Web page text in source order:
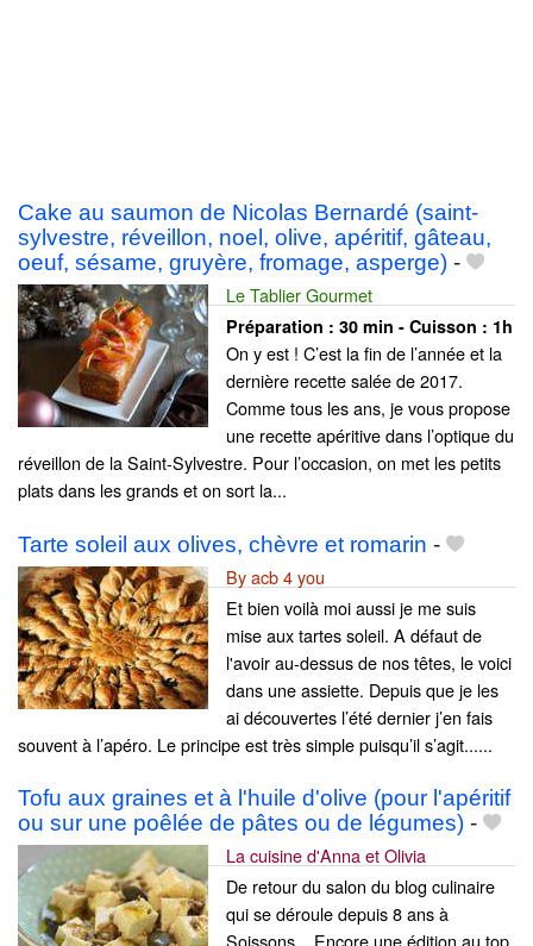
Cake au saumon de Nicolas Bernardé (saint-
sylvestre, réveillon, noel, olive, apéritif, gâteau,
oeuf, sésame, gruyère, fromage, asperge) -
Le Tablier Gourmet
Préparation : 30 min - Cuisson : 1h
On y est ! C’est la fin de l’année et la
dernière recette salée de 2017.
Comme tous les ans, je vous propose
une recette apéritive dans l’optique du
réveillon de la Saint-Sylvestre. Pour l’occasion, on met les petits
plats dans les grands et on sort la...
Tarte soleil aux olives, chèvre et romarin -
By acb 4 you
Et bien voilà moi aussi je me suis
mise aux tartes soleil. A défaut de
l'avoir au-dessus de nos têtes, le voici
dans une assiette. Depuis que je les
ai découvertes l’été dernier j’en fais
souvent à l’apéro. Le principe est très simple puisqu’il s’agit......
Tofu aux graines et à l'huile d'olive (pour l'apéritif
ou sur une poêlée de pâtes ou de légumes) -
La cuisine d'Anna et Olivia
De retour du salon du blog culinaire
qui se déroule depuis 8 ans à
Soissons... Encore une édition au top